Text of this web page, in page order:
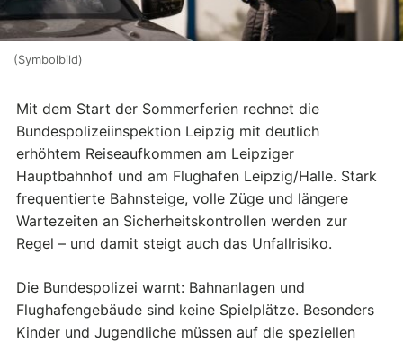
(Symbolbild)
Mit dem Start der Sommerferien rechnet die
Bundespolizeiinspektion Leipzig mit deutlich
erhöhtem Reiseaufkommen am Leipziger
Hauptbahnhof und am Flughafen Leipzig/Halle. Stark
frequentierte Bahnsteige, volle Züge und längere
Wartezeiten an Sicherheitskontrollen werden zur
Regel – und damit steigt auch das Unfallrisiko.
Die Bundespolizei warnt: Bahnanlagen und
Flughafengebäude sind keine Spielplätze. Besonders
Kinder und Jugendliche müssen auf die speziellen